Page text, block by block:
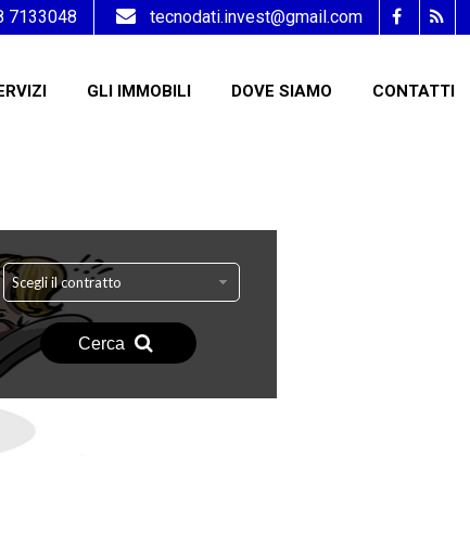
GLI IMMOBILI DOVE SIAMO CONTATTI
tecnodati.invest@gmail.com
7133048
Scegli il contratto
Cerca